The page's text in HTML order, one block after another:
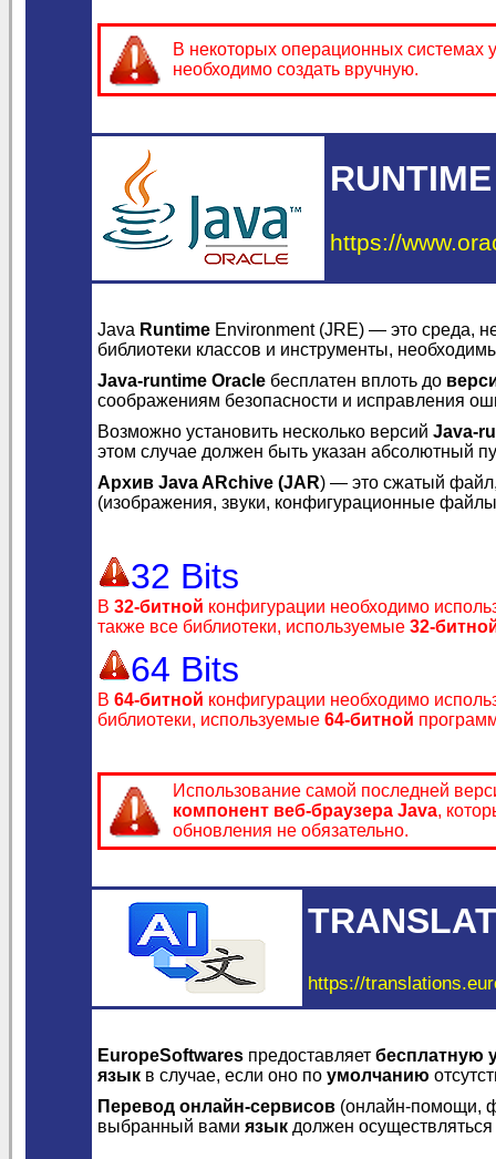
В некоторых операционных системах
необходимо создать вручную.
https://
Java Runtime Environment (JRE) — это среда,
библиотеки классов и инструменты,
Java-runtime Oracle бесплатен вплоть до
соображениям безопасности и исправления
Возможно установить несколько версий Java-
этом случае должен быть указан абсолютный
Архив Java ARchive (JAR) — это сжатый
(изображения, звуки, конфигурационные
32 Bits
В 32-битной конфигурации необходимо
также все библиотеки, используемые 32-
64 Bits
В 64-битной конфигурации необходимо
библиотеки, используемые 64-битной
Использование самой последней
компонент веб-браузера Java,
обновления не обязательно.
https://
EuropeSoftwares предоставляет бесплатную
язык в случае, если оно по умолчанию
Перевод онлайн-сервисов (онлайн-помощи,
выбранный вами язык должен